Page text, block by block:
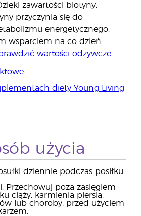
zawartości biotyny,
przyczynia się do
energetycznego,
wsparciem na co dzień.
wartości odżywcze
diety Young Living
użycia
dziennie podczas posiłku.
Przechowuj poza zasięgiem
ciąży, karmienia piersią,
lub choroby, przed użyciem